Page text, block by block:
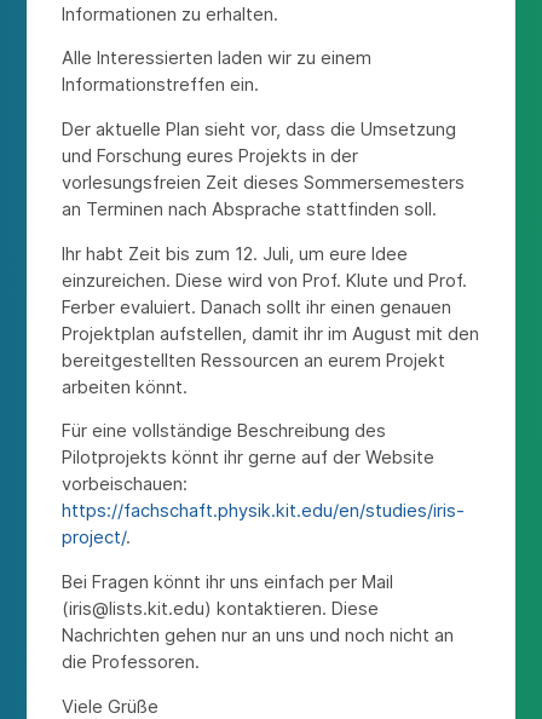
Informationen zu erhalten.
Alle Interessierten laden wir zu einem
Informationstreffen ein.
Der aktuelle Plan sieht vor, dass die Umsetzung
und Forschung eures Projekts in der
vorlesungsfreien Zeit dieses Sommersemesters
an Terminen nach Absprache stattfinden soll.
Ihr habt Zeit bis zum 12. Juli, um eure Idee
einzureichen. Diese wird von Prof. Klute und Prof.
Ferber evaluiert. Danach sollt ihr einen genauen
Projektplan aufstellen, damit ihr im August mit den
bereitgestellten Ressourcen an eurem Projekt
arbeiten könnt.
Für eine vollständige Beschreibung des
Pilotprojekts könnt ihr gerne auf der Website
vorbeischauen:
https://fachschaft.physik.kit.edu/en/studies/iris-
project/.
Bei Fragen könnt ihr uns einfach per Mail
(iris@lists.kit.edu) kontaktieren. Diese
Nachrichten gehen nur an uns und noch nicht an
die Professoren.
Viele Grüße